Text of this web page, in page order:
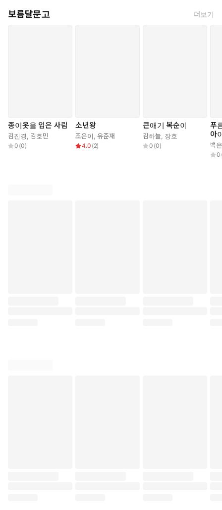
따로 모아도 한 권의 책이 나올 정도입니다.
몇 번이고 웃겼다 울렸다를 되풀이하는 『아버지의 국밥』을 통
보름달문고 더보기
종이옷을 입은 사람
김진경 김호민
0 (0)
소년왕
조은이 ,유준재
4.0 (2)
큰애기 복순이
김하늘 장호
0 (0)
푸
아
백
0